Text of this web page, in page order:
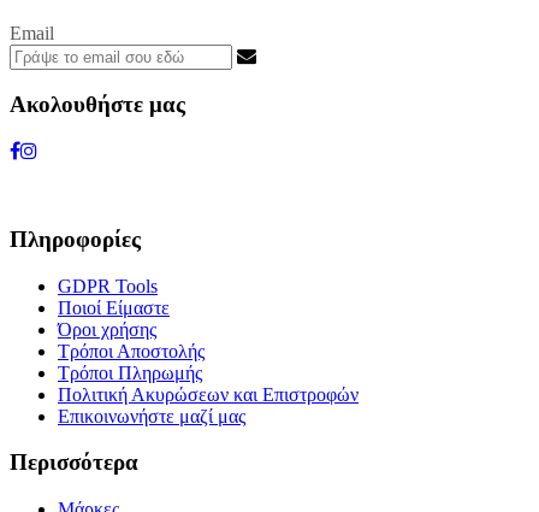
Email
Ακολουθήστε μας
Πληροφορίες
GDPR Tools
Ποιοί Είμαστε
Όροι χρήσης
Τρόποι Αποστολής
Τρόποι Πληρωμής
Πολιτική Ακυρώσεων και Επιστροφών
Επικοινωνήστε μαζί μας
Περισσότερα